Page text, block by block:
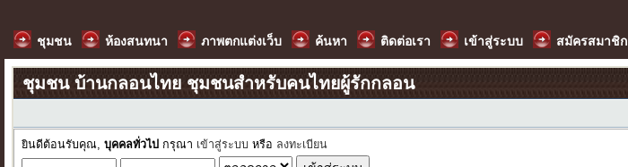
ชุมชน ห้องสนทนา ภาพตกแต่งเว็บ ค้นหา ติดต่อเรา เข้าสู่ระบบ สมัครสมาชิก
ชุมชน บ้านกลอนไทย ชุมชนสำหรับคนไทยผู้รักกลอน
ยินดีต้อนรับคุณ,บุคคลทั่วไป กรุณา เข้าสู่ระบบ หรือ ลงทะเบียน